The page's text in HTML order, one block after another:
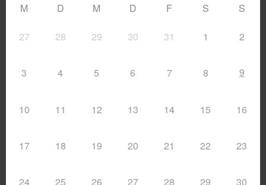
M D M D F S S
27 28 29 30 31 1 2
3 4 5 6 7 8 9
10 11 12 13 14 15 16
17 18 19 20 21 22 23
24 25 26 27 28 29 30